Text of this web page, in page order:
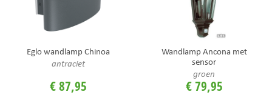
Eglo wandlamp Chinoa
antraciet
€87,95
Wandlamp Ancona met
sensor
groen
€79,95